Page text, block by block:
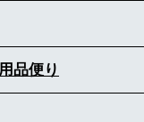
品便り